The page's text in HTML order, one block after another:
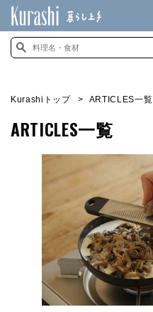
Kurashiトップ ARTICLES一覧
ARTICLES一覧